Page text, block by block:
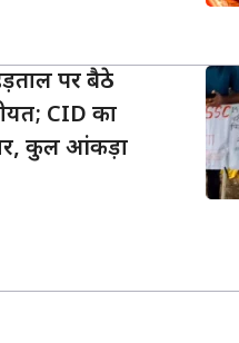
पर बैठे
CID का
कुल आंकड़ा